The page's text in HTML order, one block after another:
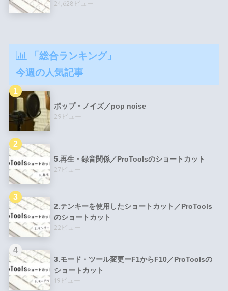
24,628ビュー
「総合ランキング」
今週の人気記事
ポップ・ノイズ／pop noise
29ビュー
5.再生・録音関係／ProToolsのショートカット
27ビュー
2.テンキーを使用したショートカット／ProTools
のショートカット
22ビュー
3.モード・ツール変更ーF1からF10／ProToolsの
ショートカット
19ビュー